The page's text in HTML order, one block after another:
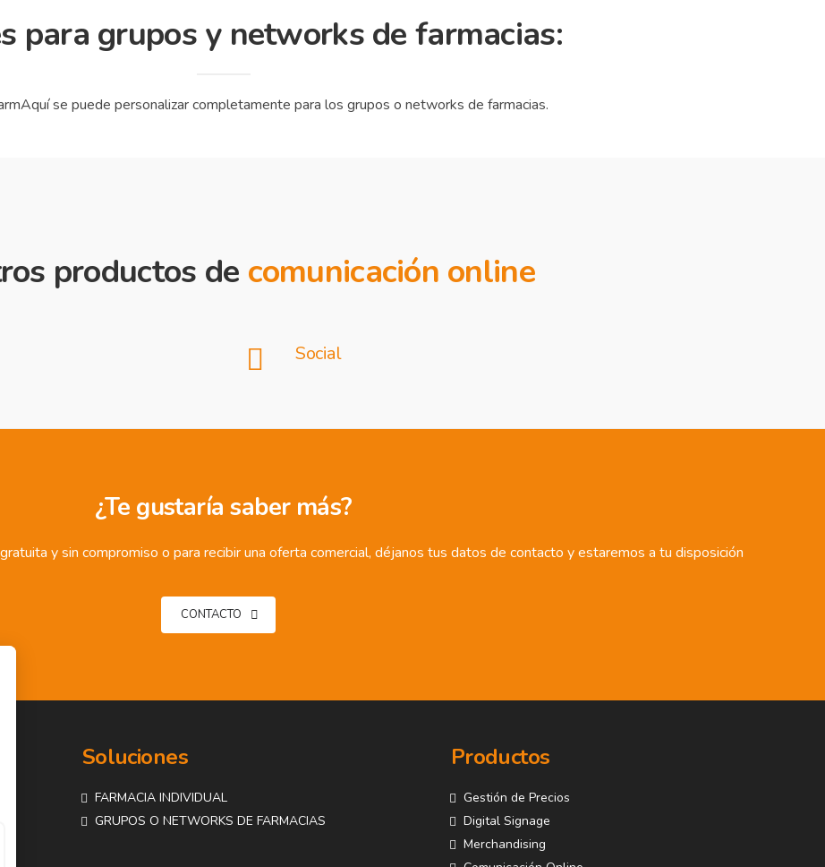
para grupos y networks de farmacias:
se puede personalizar completamente para los grupos o networks de farmacias.
productos de comunicación online
Social
¿Te gustaría saber más?
y sin compromiso o para recibir una oferta comercial, déjanos tus datos de contacto y estaremos a tu disposición
CONTACTO
Soluciones
FARMACIA INDIVIDUAL
GRUPOS O NETWORKS DE FARMACIAS
Productos
Gestión de Precios
Digital Signage
Merchandising